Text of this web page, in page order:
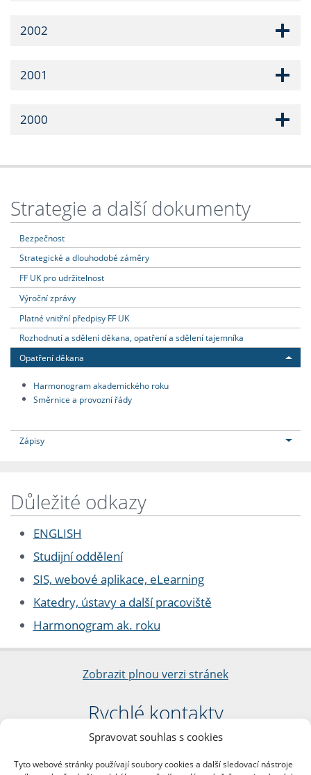
Spravovat souhlas s cookies
Tyto webové stránky používají soubory cookies a další sledovací nástroje
2002
2001
2000
Strategie a další dokumenty
Bezpečnost
Strategické a dlouhodobé záměry
FF UK pro udržitelnost
Výroční zprávy
Platné vnitřní předpisy FF UK
Rozhodnutí a sdělení děkana, opatření a sdělení tajemníka
Opatření děkana
Harmonogram akademického roku
Směrnice a provozní řády
Zápisy
Důležité odkazy
ENGLISH
Studijní oddělení
SIS, webové aplikace, eLearning
Katedry, ústavy a další pracoviště
Harmonogram ak. roku
Zobrazit plnou verzi stránek
Rychlé kontakty
Filozofická fakulta
nám. Jana Palacha 1/2